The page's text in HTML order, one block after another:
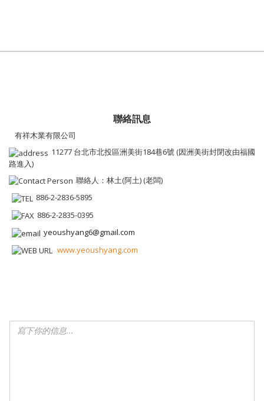
聯絡訊息
有祥木業有限公司
11277 台北市北投區洲美街184巷6號 (因洲美街封閉改由福國
路進入)
聯絡人：林土(阿土) (老闆)
886-2-2836-5895
886-2-2835-0395
yeoushyang6@gmail.com
www.yeoushyang.com